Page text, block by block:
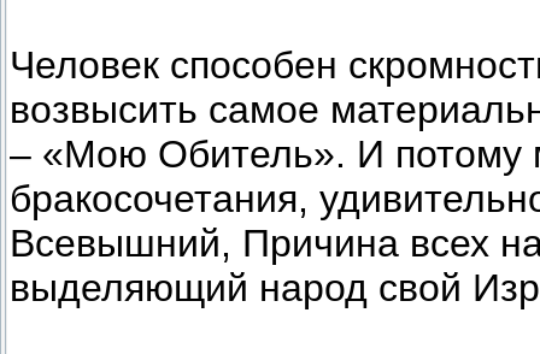
Человек способен
возвысить самое
– «Мою Обитель». И потому
бракосочетания,
Всевышний, Причина всех
выделяющий народ свой